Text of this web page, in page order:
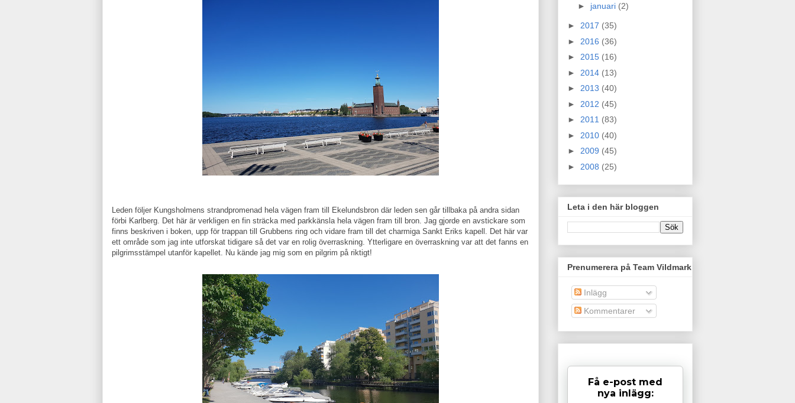
Leden följer Kungsholmens strandpromenad hela vägen fram till Ekelundsbron där leden sen går tillbaka på andra sidan
förbi Karlberg. Det här är verkligen en fin sträcka med parkkänsla hela vägen fram till bron. Jag gjorde en avstickare som
finns beskriven i boken, upp för trappan till Grubbens ring och vidare fram till det charmiga Sankt Eriks kapell. Det här var
ett område som jag inte utforskat tidigare så det var en rolig överraskning. Ytterligare en överraskning var att det fanns en
pilgrimsstämpel utanför kapellet. Nu kände jag mig som en pilgrim på riktigt!
► januari (2)
► 2017 (35)
► 2016 (36)
► 2015 (16)
► 2014 (13)
► 2013 (40)
► 2012 (45)
► 2011 (83)
► 2010 (40)
► 2009 (45)
► 2008 (25)
Leta i den här bloggen
Prenumerera på Team Vildmark
Inlägg
Kommentarer
Få e-post med
nya inlägg: